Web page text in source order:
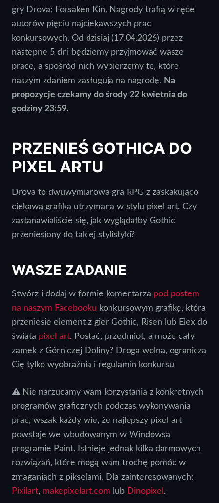
gry Drova: Forsaken Kin. Nagrody trafią w ręce
autorów pięciu najciekawszych prac
konkursowych. Od dzisiaj (17.04.2026) przez
następne 5 dni będziemy przyjmować wasze
prace, a spośród nich wybierzemy te, które
naszym zdaniem zasługują na nagrodę. Na
propozycje czekamy do środy 22 kwietnia do
godziny 23:59.
PRZENIEŚ GOTHICA DO
PIXEL ARTU
Drova to dwuwymiarowa gra RPG z zaskakująco
ciekawą grafiką utrzymaną w stylu pixel art. Czy
zastanawialiście się, jak wyglądałby Gothic
przeniesiony do takiej stylistyki?
WASZE ZADANIE
Stwórz i dodaj w formie komentarza pod postem
na naszym Facebooku konkursowym grafikę, która
przeniesie element z gier Gothic, Risen lub Elex do
świata pixel art. Postać, przedmiot, a może cały
zamek z Górniczej Doliny? Droga wolna, ogranicza
Cię tylko wyobraźnia i regulamin konkursu.
⚠️ Nie narzucamy wam korzystania z konkretnych
programów graficznych podczas wykonywania
prac, wszak każdy wie, że najlepszy pixel art
powstaje we wbudowanym w Windowsa
programie Paint. Istnieje jednak kilka darmowych
rozwiązań, które mogą wam trochę pomóc w
zmaganiach z pikselami. Dla zainteresowanych:
Pixilart, makepixelart.com lub Dinopixel .